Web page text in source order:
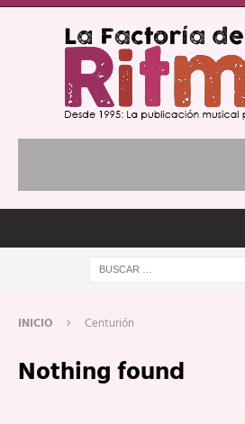
INICIO Centurión
Nothing found